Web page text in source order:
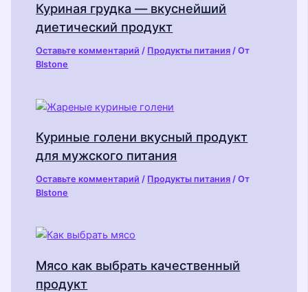
Куриная грудка — вкуснейший
диетический продукт
Оставьте комментарий / Продукты питания / От
Blstone
Куриные голени вкусный продукт
для мужского питания
Оставьте комментарий / Продукты питания / От
Blstone
Мясо как выбрать качественный
продукт